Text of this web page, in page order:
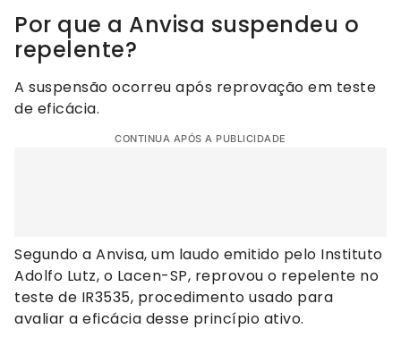
Por que a Anvisa suspendeu o
repelente?
A suspensão ocorreu após reprovação em teste
de eficácia.
CONTINUA APÓS A PUBLICIDADE
Segundo a Anvisa, um laudo emitido pelo Instituto
Adolfo Lutz, o Lacen-SP, reprovou o repelente no
teste de IR3535, procedimento usado para
avaliar a eficácia desse princípio ativo.